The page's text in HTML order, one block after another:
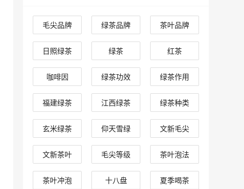
毛尖品牌 绿茶品牌 茶叶品牌
日照绿茶 绿茶 红茶
咖啡因 绿茶功效 绿茶作用
福建绿茶 江西绿茶 绿茶种类
玄米绿茶 仰天雪绿 文新毛尖
文新茶叶 毛尖等级 茶叶泡法
茶叶冲泡 十八盘 夏季喝茶